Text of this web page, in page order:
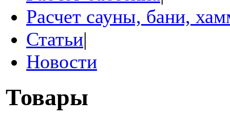
Расчет сауны, бани,
Статьи|
Новости
Товары